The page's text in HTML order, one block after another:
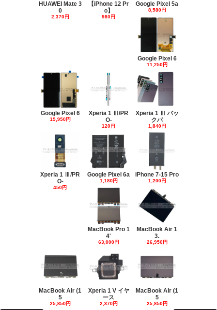
HUAWEI Mate 3
0
2,370円
【iPhone 12 Pr
o】
980円
Google Pixel 5a
8,580円
Google Pixel 6
11,250円
Google Pixel 6
15,950円
Xperia 1 Ⅲ/PR
O-
120円
Xperia 1 Ⅲ バッ
クパ
1,840円
Xperia 1 Ⅲ/PR
O-
450円
Google Pixel 6a
1,180円
iPhone 7-15 Pro
1,200円
MacBook Pro 1
4'
63,000円
MacBook Air 1
3.
26,950円
MacBook Air (1
5
25,850円
Xperia 1 V イヤ
ース
2,370円
MacBook Air (1
5
25,850円